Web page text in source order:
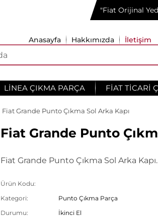
"Fiat Orijinal
Anasayfa Hakkımızda İletişim
LINEA ÇIKMA PARÇA FIAT TICARI
Fiat Grande Punto Çıkma Sol Arka Kapı
Fiat Grande Punto
Fiat Grande Punto Çıkma Sol Arka
Ürün Kodu:
Kategori:
Punto Çıkma Parça
Durumu:
İkinci El